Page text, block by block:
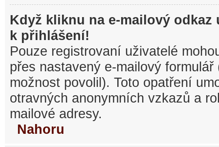
Když kliknu na e-mailový odkaz
k přihlášení!
Pouze registrovaní uživatelé
přes nastavený e-mailový
možnost povolil). Toto opatření
otravných anonymních vzkazů a
mailové adresy.
Nahoru